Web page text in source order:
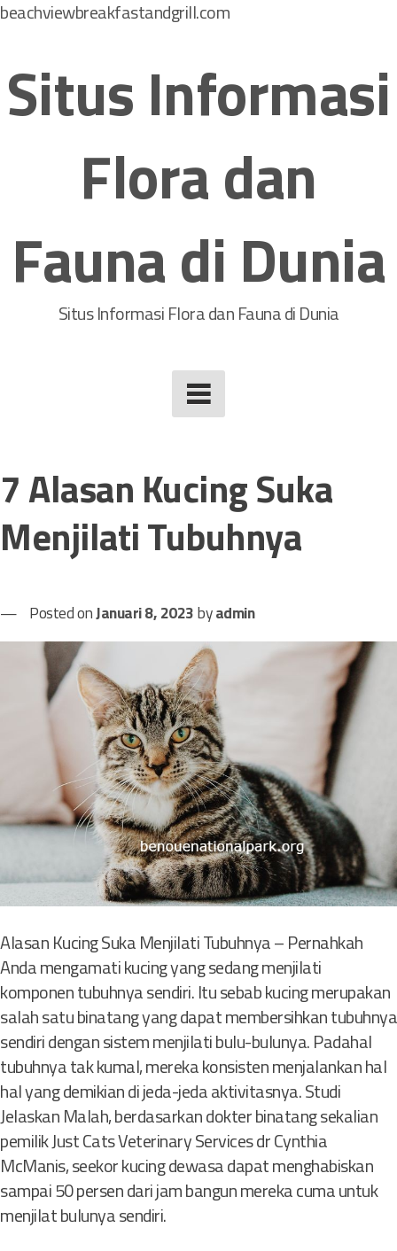
beachviewbreakfastandgrill.com
Situs Informasi
Flora dan
Fauna di Dunia
Situs Informasi Flora dan Fauna di Dunia
7 Alasan Kucing Suka
Menjilati Tubuhnya
Posted onJanuari 8, 2023byadmin
Alasan Kucing Suka Menjilati Tubuhnya – Pernahkah
Anda mengamati kucing yang sedang menjilati
komponen tubuhnya sendiri. Itu sebab kucing merupakan
salah satu binatang yang dapat membersihkan tubuhnya
sendiri dengan sistem menjilati bulu-bulunya. Padahal
tubuhnya tak kumal, mereka konsisten menjalankan hal
hal yang demikian di jeda-jeda aktivitasnya. Studi
Jelaskan Malah, berdasarkan dokter binatang sekalian
pemilik Just Cats Veterinary Services dr Cynthia
McManis, seekor kucing dewasa dapat menghabiskan
sampai 50 persen dari jam bangun mereka cuma untuk
menjilat bulunya sendiri.